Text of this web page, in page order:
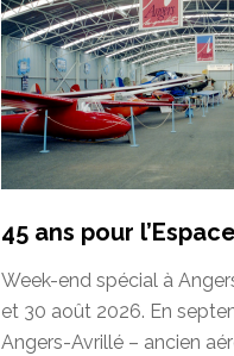
45 ans pour
Week-end spécial à
et 30 août 2026. En
Angers-Avrillé – ancien